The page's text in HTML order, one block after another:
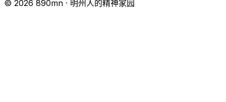
© 2026 890mn · 明州人的精神家园